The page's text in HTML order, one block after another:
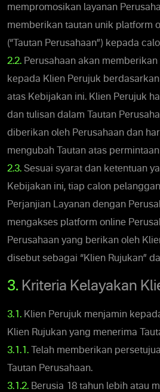
mempromosikan layanan
memberikan tautan unik platform
(“Tautan Perusahaan”) kepada
2.2. Perusahaan akan memberikan
kepada Klien Perujuk
atas Kebijakan ini. Klien Perujuk
dan tulisan dalam Tautan
diberikan oleh Perusahaan dan
mengubah Tautan atas
2.3. Sesuai syarat dan ketentuan
Kebijakan ini, tiap calon
Perjanjian Layanan dengan
mengakses platform online
Perusahaan yang berikan oleh
disebut sebagai “Klien Rujukan”
3. Kriteria Kelayakan
3.1. Klien Perujuk menjamin
Klien Rujukan yang menerima
3.1.1. Telah memberikan
Tautan Perusahaan.
3.1.2. Berusia 18 tahun lebih atau